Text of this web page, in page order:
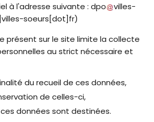
à l'adresse suivante : dpo
villes-
soeurs[dot]fr)
présent sur le site limite la collecte
au strict nécessaire et
du recueil de ces données,
de celles-ci,
données sont destinées.